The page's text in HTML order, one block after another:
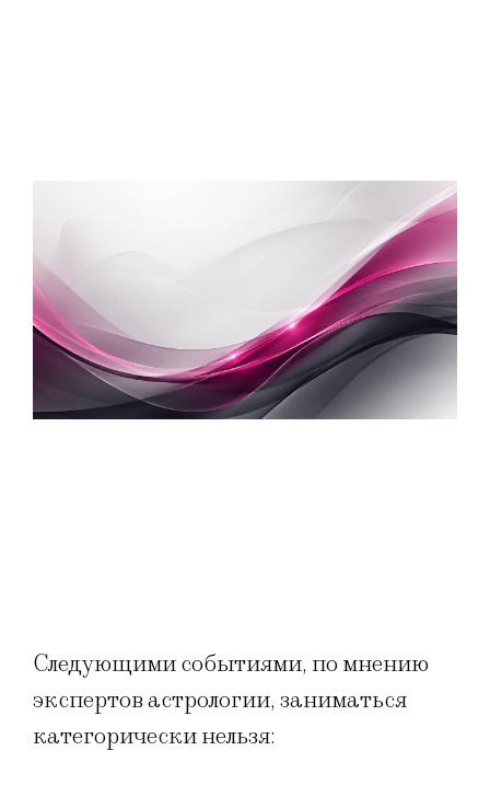
Следующими событиями, по мнению
экспертов астрологии, заниматься
категорически нельзя: